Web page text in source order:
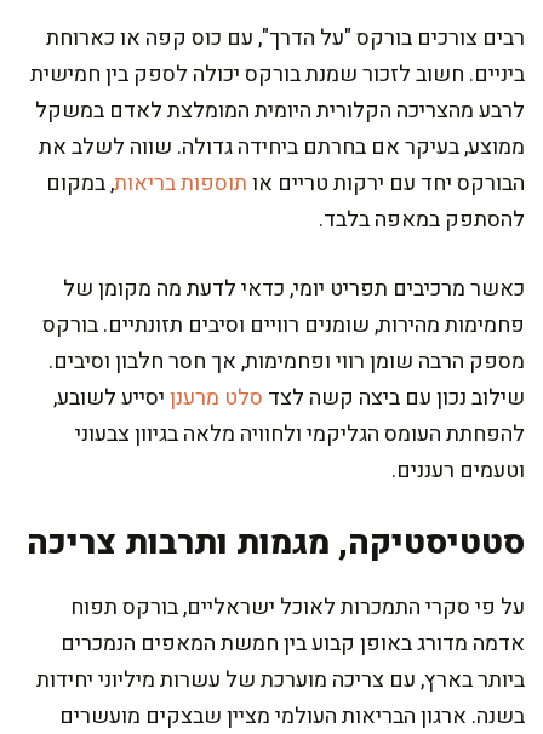
רבים צורכים בורקס "על הדרך", עם כוס קפה או כארוחת
ביניים. חשוב לזכור שמנת בורקס יכולה לספק בין חמישית
לרבע מהצריכה הקלורית היומית המומלצת לאדם במשקל
ממוצע, בעיקר אם בחרתם ביחידה גדולה. שווה לשלב את
הבורקס יחד עם ירקות טריים אותוספות בריאות, במקום
להסתפק במאפה בלבד.
כאשר מרכיבים תפריט יומי, כדאי לדעת מה מקומן של
פחמימות מהירות, שומנים רוויים וסיבים תזונתיים. בורקס
מספק הרבה שומן רווי ופחמימות, אך חסר חלבון וסיבים.
שילוב נכון עם ביצה קשה לצד סלט מרענןיסייע לשובע,
להפחתת העומס הגליקמי ולחוויה מלאה בגיוון צבעוני
וטעמים רעננים.
סטטיסטיקה, מגמות ותרבות צריכה
על פי סקרי התמכרות לאוכל ישראליים, בורקס תפוח
אדמה מדורג באופן קבוע בין חמשת המאפים הנמכרים
ביותר בארץ, עם צריכה מוערכת של עשרות מיליוני יחידות
בשנה. ארגון הבריאות העולמי מציין שבצקים מועשרים